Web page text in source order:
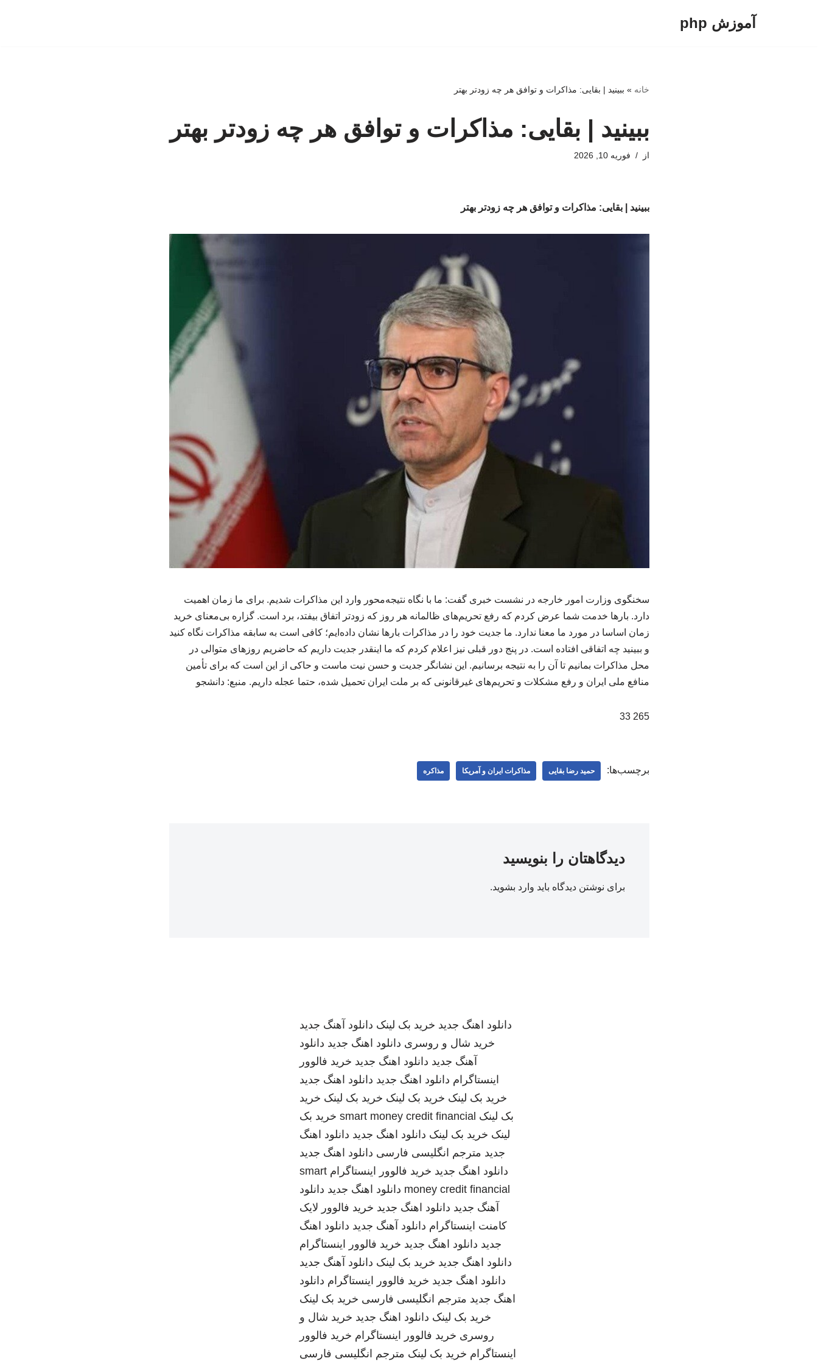
آموزش php
خانه » ببینید | بقایی: مذاکرات و توافق هر چه زودتر بهتر
ببینید | بقایی: مذاکرات و توافق هر چه زودتر بهتر
از فوریه 10, 2026
ببینید | بقایی: مذاکرات و توافق هر چه زودتر بهتر
سخنگوی وزارت امور خارجه در نشست خبری گفت: ما با نگاه نتیجه‌محور وارد این مذاکرات شدیم. برای ما زمان اهمیت
دارد. بارها خدمت شما عرض کردم که رفع تحریم‌های ظالمانه هر روز که زودتر اتفاق بیفتد، برد است. گزاره بی‌معنای خرید
زمان اساسا در مورد ما معنا ندارد. ما جدیت خود را در مذاکرات بارها نشان داده‌ایم؛ کافی است به سابقه مذاکرات نگاه کنید
و ببینید چه اتفاقی افتاده است. در پنج دور قبلی نیز اعلام کردم که ما اینقدر جدیت داریم که حاضریم روزهای متوالی در
محل مذاکرات بمانیم تا آن را به نتیجه برسانیم. این نشانگر جدیت و حسن نیت ماست و حاکی از این است که برای تأمین
منافع ملی ایران و رفع مشکلات و تحریم‌های غیرقانونی که بر ملت ایران تحمیل شده، حتما عجله داریم. منبع: دانشجو
265 33
برچسب‌ها: حمید رضا بقایی مذاکرات ایران و آمریکا مذاکره
دیدگاهتان را بنویسید
برای نوشتن دیدگاه باید وارد بشوید.
دانلود اهنگ جدید خرید بک لینک دانلود آهنگ جدید
خرید شال و روسری دانلود اهنگ جدید دانلود
آهنگ جدید دانلود اهنگ جدید خرید فالوور
اینستاگرام دانلود اهنگ جدید دانلود اهنگ جدید
خرید بک لینک خرید بک لینک خرید بک لینک خرید
بک لینک smart money credit financial خرید بک
لینک خرید بک لینک دانلود اهنگ جدید دانلود اهنگ
جدید مترجم انگلیسی فارسی دانلود اهنگ جدید
دانلود اهنگ جدید خرید فالوور اینستاگرام smart
money credit financial دانلود اهنگ جدید دانلود
آهنگ جدید دانلود اهنگ جدید خرید فالوور لایک
کامنت اینستاگرام دانلود آهنگ جدید دانلود اهنگ
جدید دانلود اهنگ جدید خرید فالوور اینستاگرام
دانلود اهنگ جدید خرید بک لینک دانلود آهنگ جدید
دانلود اهنگ جدید خرید فالوور اینستاگرام دانلود
اهنگ جدید مترجم انگلیسی فارسی خرید بک لینک
خرید بک لینک دانلود اهنگ جدید خرید شال و
روسری خرید فالوور اینستاگرام خرید فالوور
اینستاگرام خرید بک لینک مترجم انگلیسی فارسی